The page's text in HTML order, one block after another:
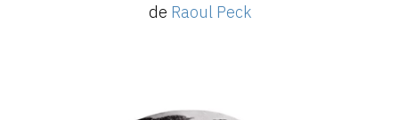
de Raoul Peck